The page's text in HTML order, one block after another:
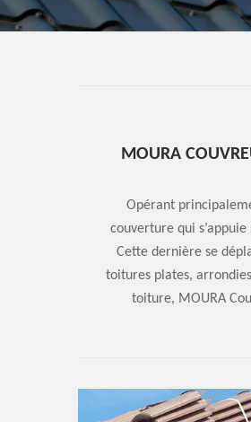
MOURA
Opérant
couverture qui
Cette dernière se
toitures plates,
toiture, MOURA